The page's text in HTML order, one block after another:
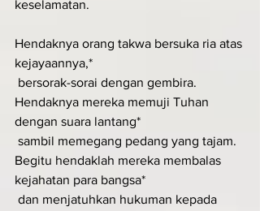
keselamatan.
Hendaknya orang takwa bersuka ria atas
kejayaannya,*
bersorak-sorai dengan gembira.
Hendaknya mereka memuji Tuhan
dengan suara lantang*
sambil memegang pedang yang tajam.
Begitu hendaklah mereka membalas
kejahatan para bangsa*